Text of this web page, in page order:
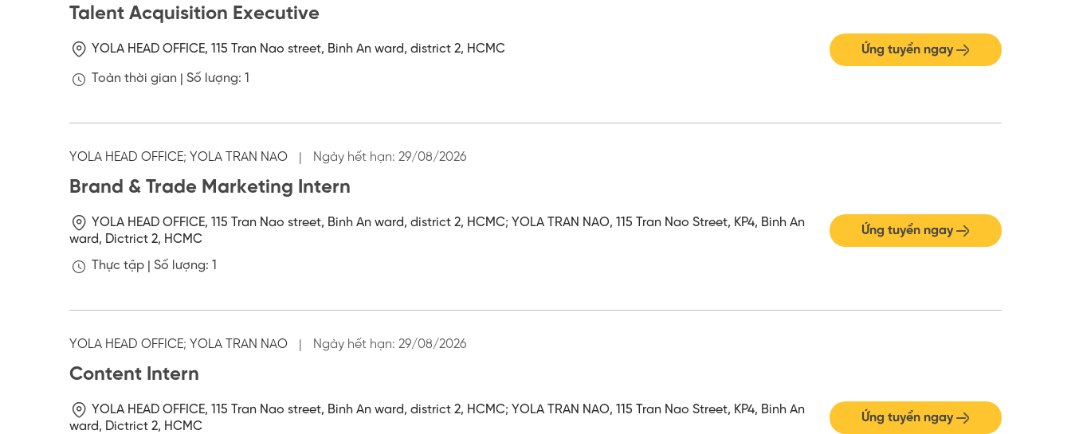
Talent Acquisition Executive
YOLA HEAD OFFICE, 115 Tran Nao street, Binh An ward, district 2, HCMC
Toàn thời gian | Số lượng: 1
Ứng tuyển ngay
YOLA HEAD OFFICE; YOLA TRAN NAO | Ngày hết hạn: 29/08/2026
Brand & Trade Marketing Intern
YOLA HEAD OFFICE, 115 Tran Nao street, Binh An ward, district 2, HCMC; YOLA TRAN NAO, 115 Tran Nao Street, KP4, Binh An
ward, Dictrict 2, HCMC
Thực tập | Số lượng: 1
Ứng tuyển ngay
YOLA HEAD OFFICE; YOLA TRAN NAO | Ngày hết hạn: 29/08/2026
Content Intern
YOLA HEAD OFFICE, 115 Tran Nao street, Binh An ward, district 2, HCMC; YOLA TRAN NAO, 115 Tran Nao Street, KP4, Binh An
ward, Dictrict 2, HCMC
Ứng tuyển ngay